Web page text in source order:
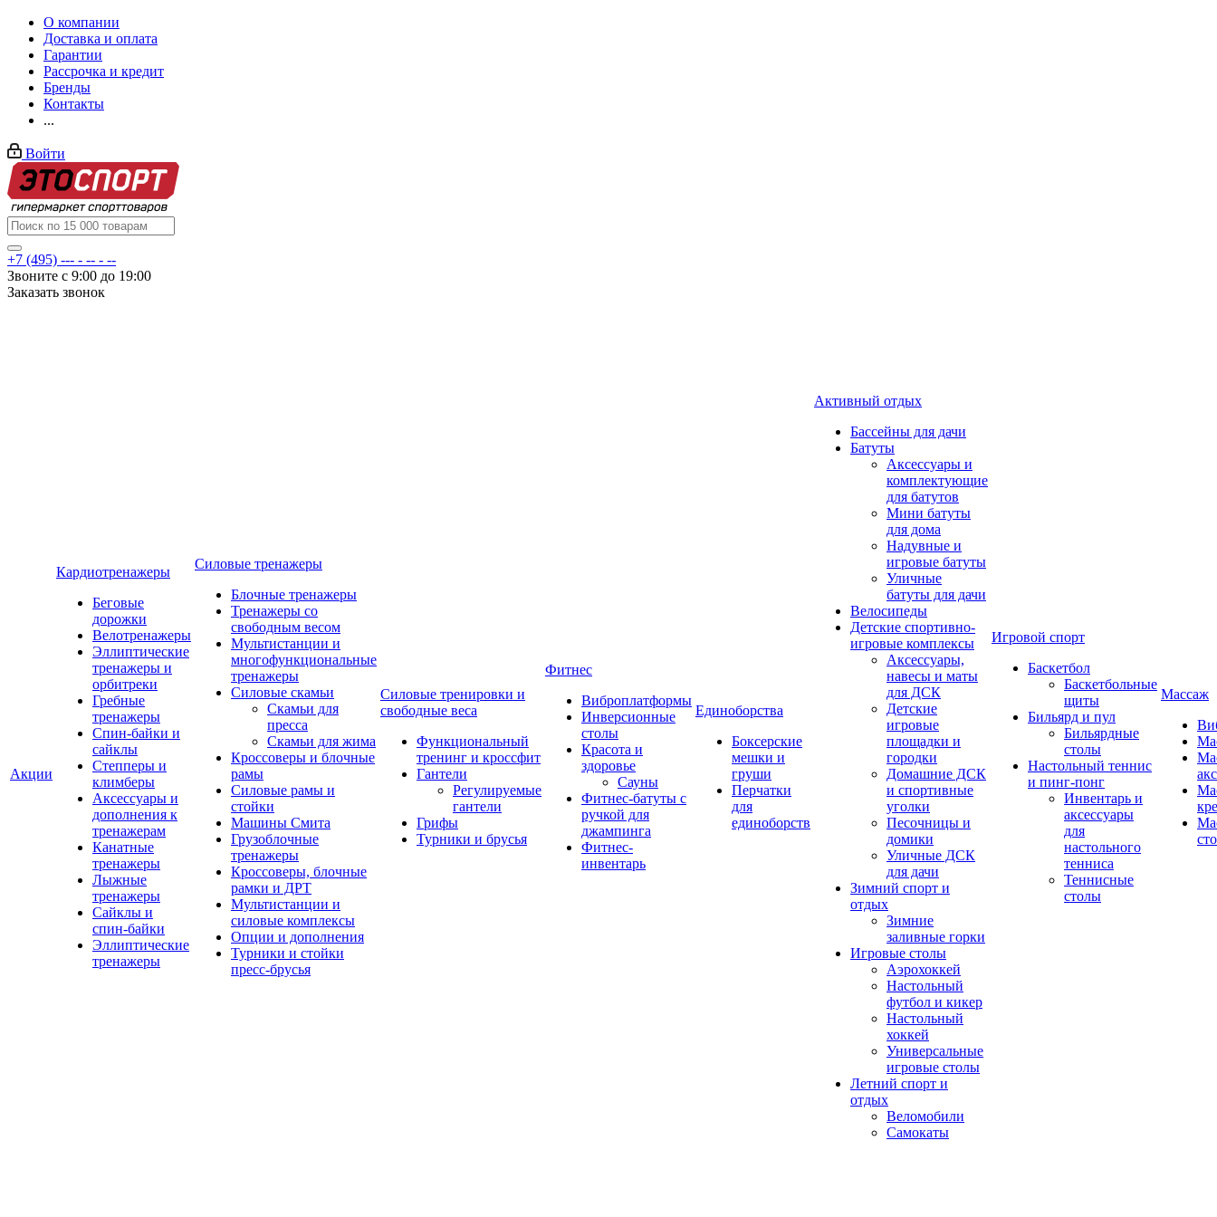
О компании
Доставка и оплата
Гарантии
Рассрочка и кредит
Бренды
Контакты
...
Войти
+7 (495) --- - -- - --
Звоните с 9:00 до 19:00
Заказать звонок
Акции
Кардиотренажеры
Беговые
дорожки
Велотренажеры
Эллиптические
тренажеры и
орбитреки
Гребные
тренажеры
Спин-байки и
сайклы
Степперы и
климберы
Аксессуары и
дополнения к
тренажерам
Канатные
тренажеры
Лыжные
тренажеры
Сайклы и
спин-байки
Эллиптические
тренажеры
Силовые тренажеры
Блочные тренажеры
Тренажеры со
свободным весом
Мультистанции и
многофункциональные
тренажеры
Силовые скамьи
Скамьи для
пресса
Скамьи для жима
Кроссоверы и блочные
рамы
Силовые рамы и
стойки
Машины Смита
Грузоблочные
тренажеры
Кроссоверы, блочные
рамки и ДРТ
Мультистанции и
силовые комплексы
Опции и дополнения
Турники и стойки
пресс-брусья
Силовые тренировки и
свободные веса
Функциональный
тренинг и кроссфит
Гантели
Регулируемые
гантели
Грифы
Турники и брусья
Фитнес
Виброплатформы
Инверсионные
столы
Красота и
здоровье
Сауны
Фитнес-батуты с
ручкой для
джампинга
Фитнес-
инвентарь
Единоборства
Боксерские
мешки и
груши
Перчатки
для
единоборств
Активный отдых
Бассейны для дачи
Батуты
Аксессуары и
комплектующие
для батутов
Мини батуты
для дома
Надувные и
игровые батуты
Уличные
батуты для дачи
Велосипеды
Детские спортивно-
игровые комплексы
Аксессуары,
навесы и маты
для ДСК
Детские
игровые
площадки и
городки
Домашние ДСК
и спортивные
уголки
Песочницы и
домики
Уличные ДСК
для дачи
Зимний спорт и
отдых
Зимние
заливные горки
Игровые столы
Аэрохоккей
Настольный
футбол и кикер
Настольный
хоккей
Универсальные
игровые столы
Летний спорт и
отдых
Веломобили
Самокаты
Игровой спорт
Баскетбол
Баскетбольные
щиты
Бильярд и пул
Бильярдные
столы
Настольный теннис
и пинг-понг
Инвентарь и
аксессуары
для
настольного
тенниса
Теннисные
столы
Массаж